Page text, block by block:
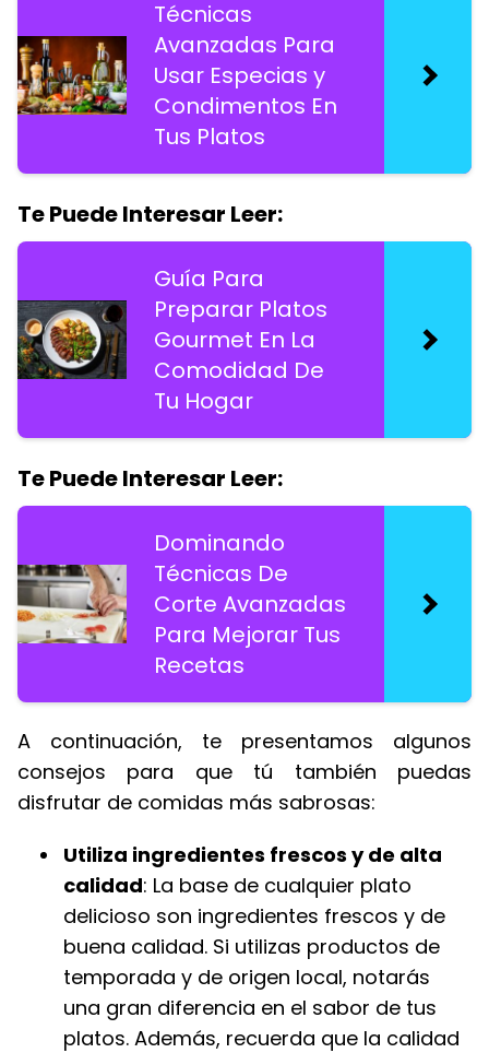
Técnicas
Avanzadas Para
Usar Especias y
Condimentos En
Tus Platos
Te Puede Interesar Leer:
Guía Para
Preparar Platos
Gourmet En La
Comodidad De
Tu Hogar
Te Puede Interesar Leer:
Dominando
Técnicas De
Corte Avanzadas
Para Mejorar Tus
Recetas
A continuación, te presentamos algunos
consejos para que tú también puedas
disfrutar de comidas más sabrosas:
Utiliza ingredientes frescos y de alta
calidad: La base de cualquier plato
delicioso son ingredientes frescos y de
buena calidad. Si utilizas productos de
temporada y de origen local, notarás
una gran diferencia en el sabor de tus
platos. Además, recuerda que la calidad